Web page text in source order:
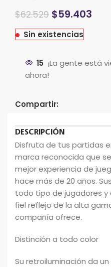
El
original
$62.529El
actual
$59.403
Sin existencias
15 ¡La gente está
ahora!
Compartir:
DESCRIPCIÓN
Disfruta de tus partidas
marca reconocida que
mejor experiencia de
hace más de 20 años.
todo tipo de jugadores y
fiel reflejo de la alta
compañía ofrece.
Distinción a todo color
Su retroiluminación da